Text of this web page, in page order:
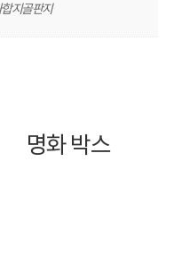
지골판지
명화 박스